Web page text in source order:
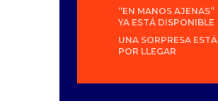
“EN MANOS AJENAS”
YA ESTÁ DISPONIBLE
UNA SORPRESA ESTÁ
POR LLEGAR